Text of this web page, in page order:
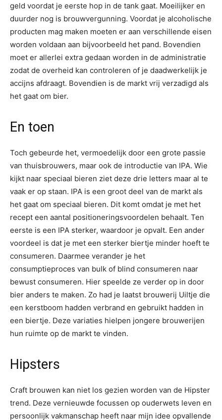
geld voordat je eerste hop in de tank gaat. Moeilijker en
duurder nog is brouwvergunning. Voordat je alcoholische
producten mag maken moeten er aan verschillende eisen
worden voldaan aan bijvoorbeeld het pand. Bovendien
moet er allerlei extra gedaan worden in de administratie
zodat de overheid kan controleren of je daadwerkelijk je
accijns afdraagt. Bovendien is de markt vrij verzadigd als
het gaat om bier.
En toen
Toch gebeurde het, vermoedelijk door een grote passie
van thuisbrouwers, maar ook de introductie van IPA. Wie
kijkt naar speciaal bieren ziet deze drie letters maar al te
vaak er op staan. IPA is een groot deel van de markt als
het gaat om speciaal bieren. Dit komt omdat je met het
recept een aantal positioneringsvoordelen behaalt. Ten
eerste is een IPA sterker, waardoor je opvalt. Een ander
voordeel is dat je met een sterker biertje minder hoeft te
consumeren. Daarmee verander je het
consumptieproces van bulk of blind consumeren naar
bewust consumeren. Hier speelde ze verder op in door
bier anders te maken. Zo had je laatst brouwerij Uiltje die
een kerstboom hadden verbrand en gebruikt hadden in
een biertje. Deze variaties hielpen jongere brouwerijen
hun ruimte op de markt te vinden.
Hipsters
Craft brouwen kan niet los gezien worden van de Hipster
trend. Deze vernieuwde focussen op ouderwets leven en
persoonlijk vakmanschap heeft naar mijn idee opvallende